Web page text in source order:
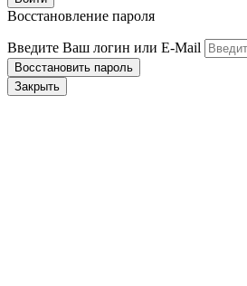
Восстановление пароля
Введите Ваш логин или E-Mail
Закрыть